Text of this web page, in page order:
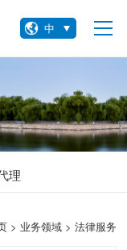
中
理
> 业务领域 > 法律服务